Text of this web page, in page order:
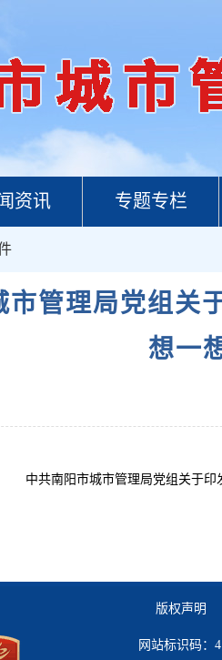
资讯 专题专栏
市管理局党组关
想一
中共南阳市城市管理局党组关于印
版权声明
网站标识码